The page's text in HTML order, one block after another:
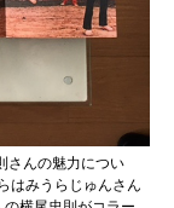
さんの魅力につい
はみうらじゅんさん